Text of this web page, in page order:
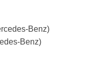
Benz)
Benz)